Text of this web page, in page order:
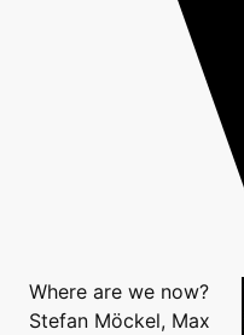
Where are we now?
Stefan Möckel, Max